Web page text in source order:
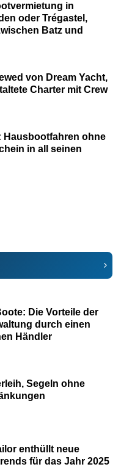
in
oder Trégastel,
Batz und
von Dream Yacht,
Charter mit Crew
Hausbootfahren ohne
in all seinen
Die Vorteile der
durch einen
Händler
Segeln ohne
enthüllt neue
für das Jahr 2025